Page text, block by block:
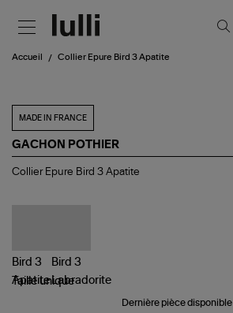
Accueil Collier Epure Bird 3 Apatite
MADE IN FRANCE
GACHON POTHIER
Collier
Collier Epure Bird 3 Apatite
Tailleunique
Dernière pièce disponible